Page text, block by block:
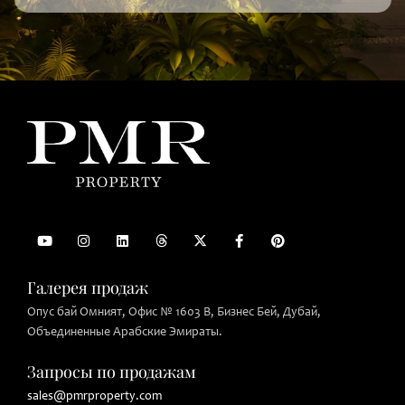
Галерея продаж
Опус бай Омният, Офис № 1603 B, Бизнес Бей, Дубай,
Объединенные Арабские Эмираты.
Запросы по продажам
sales@pmrproperty.com